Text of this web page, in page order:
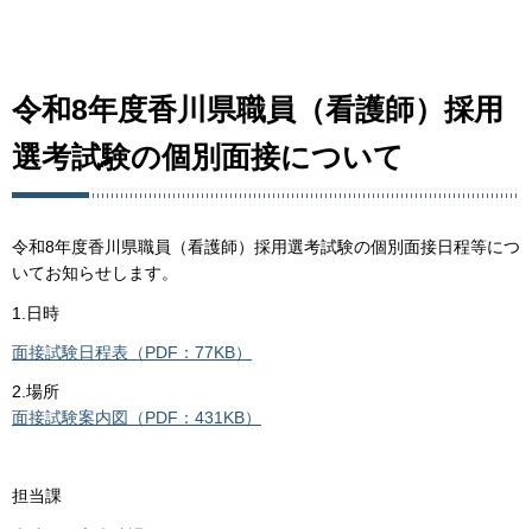
令和8年度香川県職員（看護師）採用
選考試験の個別面接について
令和8年度香川県職員（看護師）採用選考試験の個別面接日程等につ
いてお知らせします。
1.日時
面接試験日程表（PDF：77KB）
2.場所
面接試験案内図（PDF：431KB）
担当課